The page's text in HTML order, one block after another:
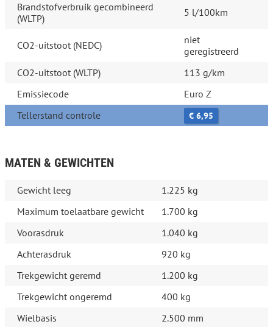
Brandstofverbruik gecombineerd
(WLTP)
5 l/100km
CO2-uitstoot (NEDC)
niet
geregistreerd
CO2-uitstoot (WLTP)
113 g/km
Emissiecode
Euro Z
Tellerstand controle
€ 6,95
MATEN & GEWICHTEN
Gewicht leeg
1.225 kg
Maximum toelaatbare gewicht
1.700 kg
Voorasdruk
1.040 kg
Achterasdruk
920 kg
Trekgewicht geremd
1.200 kg
Trekgewicht ongeremd
400 kg
Wielbasis
2.500 mm